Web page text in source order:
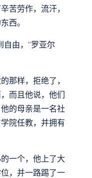
苦劳作，流汗，
西。
自由，”罗亚尔
那样，拒绝了，
而且他说，他们
的母亲是一名社
院任教，并拥有
一个，他上了大
，并一路踢了一